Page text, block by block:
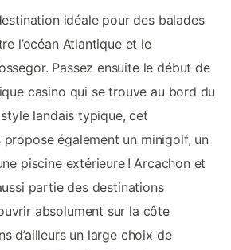
idéale pour des balades
l’océan Atlantique et le
Passez ensuite le début de
casino qui se trouve au bord du
landais typique, cet
également un minigolf, un
piscine extérieure ! Arcachon et
partie des destinations
absolument sur la côte
d’ailleurs un large choix de